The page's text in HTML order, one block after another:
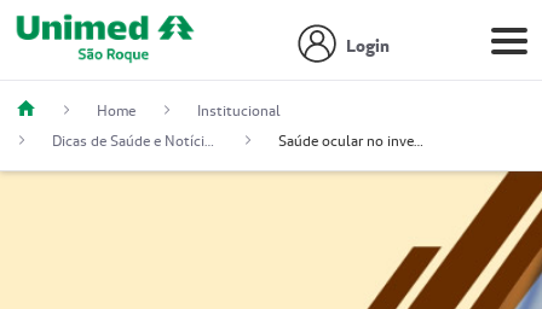
Login
Home
Institucional
Dicas de Saúde e Notícias
Saúde ocular no inverno e no ambiente digital: como proteger os olhos nessa época do ano